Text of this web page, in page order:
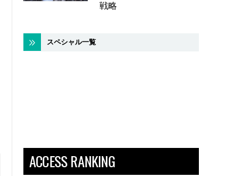
戦略
スペシャル一覧
ACCESS RANKING